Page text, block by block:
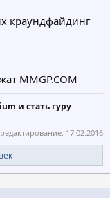
краундфайдинг
MMGP.COM
и стать гуру
17.02.2016